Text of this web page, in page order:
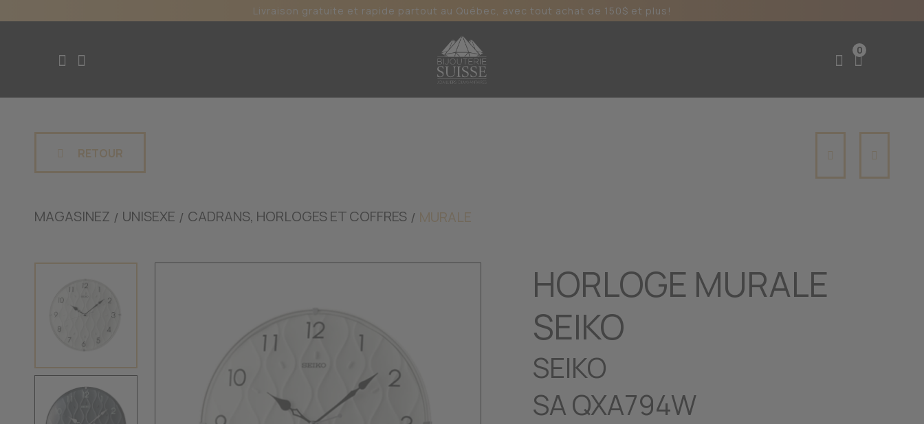
Livraison gratuite et rapide partout au Québec, avec tout achat de 150$ et plus!
0
RETOUR
MAGASINEZ UNISEXE CADRANS, HORLOGES ET COFFRES MURALE
HORLOGE MURALE
SEIKO
SEIKO
SA QXA794W